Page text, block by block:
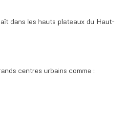
dans les hauts plateaux du Haut-
centres urbains comme :